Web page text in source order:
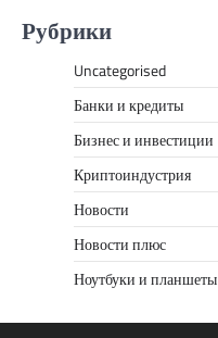
Рубрики
Uncategorised
Банки и кредиты
Бизнес и инвестиции
Криптоиндустрия
Новости
Новости плюс
Ноутбуки и планшеты